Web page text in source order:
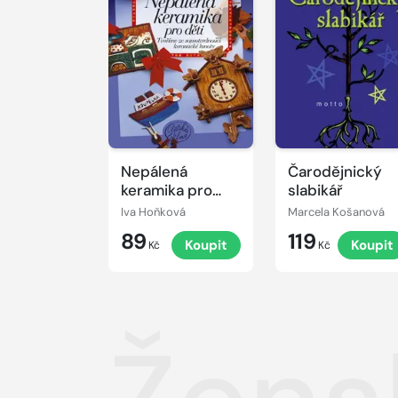
Nepálená
keramika pro
děti
Iva Hoňková
89 Kč Koupit
Čarodějnický
slabikář
Marcela Košanová
119 Kč Koupit